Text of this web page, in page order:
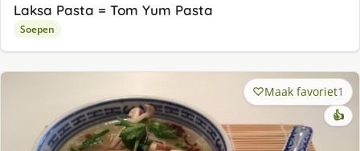
Laksa Pasta = Tom Yum Pasta
Soepen
Maak favoriet1
👍